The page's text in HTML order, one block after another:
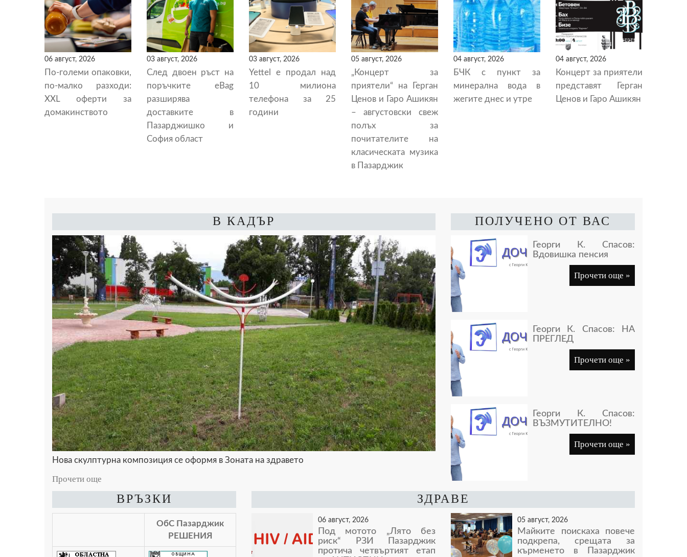
06 август, 2026
По-големи опаковки,
по-малко разходи:
XXL оферти за
домакинството
03 август, 2026
След двоен ръст на
поръчките eBag
разширява
доставките в
Пазарджишко и
София област
03 август, 2026
Yettel е продал над
10 милиона
телефона за 25
години
05 август, 2026
„Концерт за
приятели“ на Герган
Ценов и Гаро Ашикян
– августовски свеж
полъх за
почитателите на
класическата музика
в Пазарджик
04 август, 2026
БЧК с пункт за
минерална вода в
жегите днес и утре
04 август, 2026
Концерт за приятели
представят Герган
Ценов и Гаро Ашикян
В КАДЪР
Нова скулптурна композиция се оформя в Зоната на здравето
Прочети още
ПОЛУЧЕНО ОТ ВАС
Георги К. Спасов:
Вдовишка пенсия
Прочети още »
Георги К. Спасов: НА
ПРЕГЛЕД
Прочети още »
Георги К. Спасов:
ВЪЗМУТИТЕЛНО!
Прочети още »
ВРЪЗКИ
ОбС Пазарджик
РЕШЕНИЯ
ЗДРАВЕ
06 август, 2026
Под мотото „Лято без
риск“ РЗИ Пазарджик
протича четвъртият етап
05 август, 2026
Майките поискаха повече
подкрепа, срещата за
кърменето в Пазарджик